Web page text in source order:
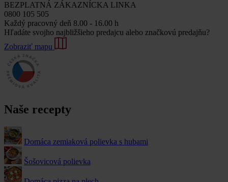
BEZPLATNÁ ZÁKAZNÍCKA LINKA
0800 105 505
Každý pracovný deň 8.00 - 16.00 h
Hľadáte svojho najbližšieho predajcu alebo značkovú predajňu?
Zobraziť mapu
Naše recepty
Domáca zemiaková polievka s hubami
Šošovicová polievka